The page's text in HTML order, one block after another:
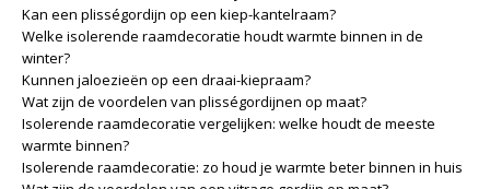
Kan een plisségordijn op een kiep-kantelraam?
Welke isolerende raamdecoratie houdt warmte binnen in de
winter?
Kunnen jaloezieën op een draai-kiepraam?
Wat zijn de voordelen van plisségordijnen op maat?
Isolerende raamdecoratie vergelijken: welke houdt de meeste
warmte binnen?
Isolerende raamdecoratie: zo houd je warmte beter binnen in huis